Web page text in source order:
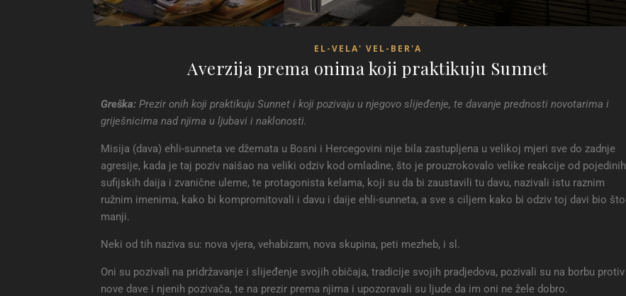
EL-VELA' VEL-BER'A
Averzija prema onima koji praktikuju Sunnet
Greška: Prezir onih koji praktikuju Sunnet i koji pozivaju u njegovo slijeđenje, te davanje prednosti novotarima i
griješnicima nad njima u ljubavi i naklonosti.
Misija (dava) ehli-sunneta ve džemata u Bosni i Hercegovini nije bila zastupljena u velikoj mjeri sve do zadnje
agresije, kada je taj poziv naišao na veliki odziv kod omladine, što je prouzrokovalo velike reakcije od pojedinih
sufijskih daija i zvanične uleme, te protagonista kelama, koji su da bi zaustavili tu davu, nazivali istu raznim
ružnim imenima, kako bi kompromitovali i davu i daije ehli-sunneta, a sve s ciljem kako bi odziv toj davi bio što
manji.
Neki od tih naziva su: nova vjera, vehabizam, nova skupina, peti mezheb, i sl.
Oni su pozivali na pridržavanje i slijeđenje svojih običaja, tradicije svojih pradjedova, pozivali su na borbu protiv
nove dave i njenih pozivača, te na prezir prema njima i upozoravali su ljude da im oni ne žele dobro.